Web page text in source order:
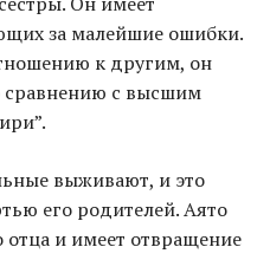
за малейшие ошибки.
к другим, он
сравнению с высшим
выживают, и это
его родителей. Аято
отца и имеет отвращение